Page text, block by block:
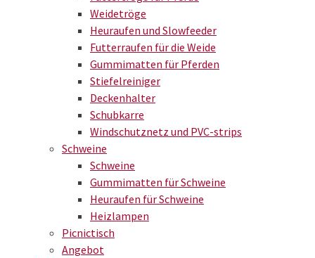
Weidetröge
Heuraufen und Slowfeeder
Futterraufen für die Weide
Gummimatten für Pferden
Stiefelreiniger
Deckenhalter
Schubkarre
Windschutznetz und PVC-strips
Schweine
Schweine
Gummimatten für Schweine
Heuraufen für Schweine
Heizlampen
Picnictisch
Angebot